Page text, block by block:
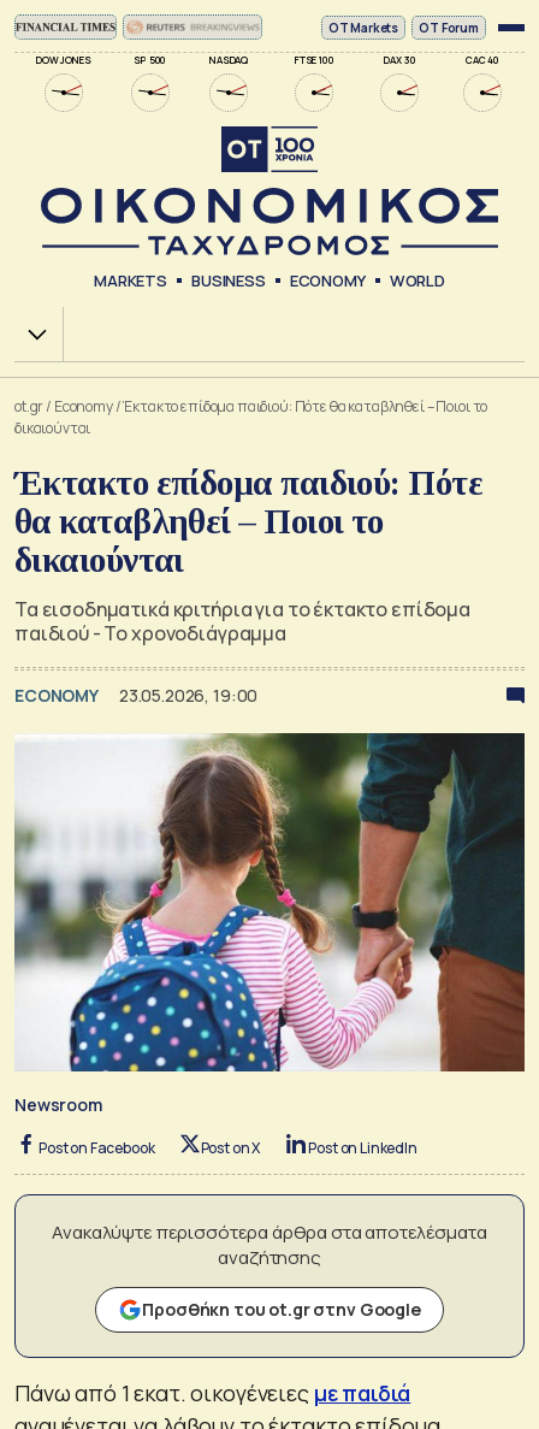
DOW JONES SP 500 NASDAQ FTSE 100 DAX 30 CAC 40
ΟΤ Markets OT Forum
MARKETS BUSINESS ECONOMY WORLD
Χ.Α.
ot.gr/ Economy/Έκτακτο επίδομα παιδιού: Πότε θα καταβληθεί – Ποιοι το
δικαιούνται
Έκτακτο επίδομα παιδιού: Πότε
θα καταβληθεί – Ποιοι το
δικαιούνται
Τα εισοδηματικά κριτήρια για το έκτακτο επίδομα
παιδιού - Το χρονοδιάγραμμα
ECONOMY 23.05.2026, 19:00
Newsroom
Post on Facebook Post on X Post on LinkedIn
Ανακαλύψτε περισσότερα άρθρα στα αποτελέσματα
αναζήτησης
Προσθήκη του ot.gr στην Google
Πάνω από 1 εκατ. οικογένειες με παιδιά